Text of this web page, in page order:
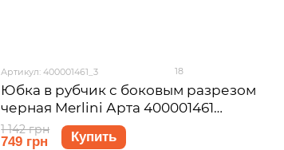
Артикул: 400001461_3 18
Юбка в рубчик с боковым разрезом
черная Merlini Арта 400001461
размер 2XL-3XL
1 142 грн
749 грн Купить